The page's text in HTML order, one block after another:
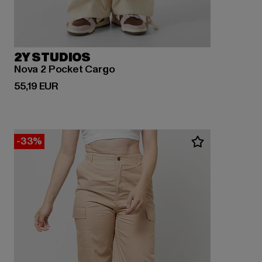
2Y STUDIOS
Nova 2 Pocket Cargo
55,19 EUR
Derzeitiger Preis: 55,19 EUR
-33%